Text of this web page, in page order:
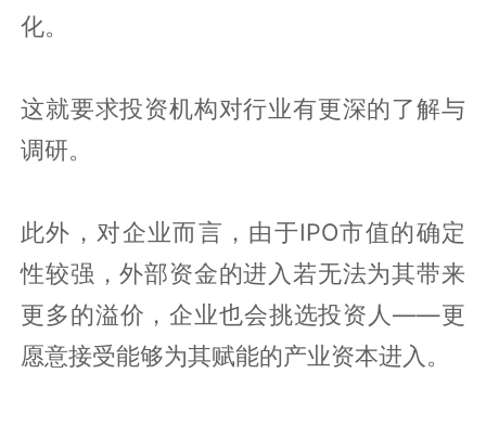
化。
这就要求投资机构对行业有更深的了解与
调研。
此外，对企业而言，由于IPO市值的确定
性较强，外部资金的进入若无法为其带来
更多的溢价，企业也会挑选投资人——更
愿意接受能够为其赋能的产业资本进入。